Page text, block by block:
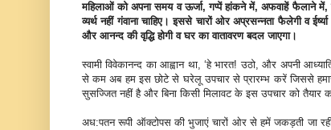
महिलाओं को अपना समय व ऊर्जा, गप्पें हांकने में, अफवाहें फैलाने
व्यर्थ नहीं गंवाना चाहिए। इससे चारों ओर अप्रसन्नता फैलेगी व
और आनन्द की वृद्धि होगी व घर का वातावरण बदल जाएगा।
स्वामी विवेकानन्द का आह्वान था, ‘हे भारत! उठो, और अपनी
से कम अब हम इस छोटे से घरेलू उपचार से प्रारम्भ करें जिससे
सुसज्जित नहीं है और बिना किसी मिलावट के इस उपचार को
अध:पतन रूपी ऑक्टोपस की भुजाएं चारों ओर से हमें जकड़ती जा